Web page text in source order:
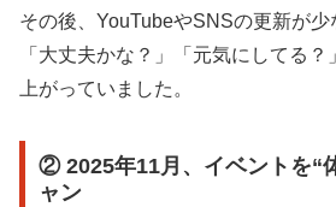
その後、YouTubeやSNSの更新が少
「大丈夫かな？」「元気にしてる
上がっていました。
② 2025年11月、イベントを“
ャン